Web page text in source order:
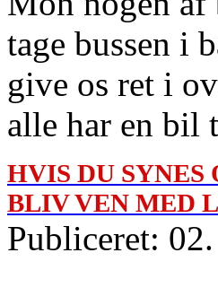
tage bussen i
give os ret i
alle har en bil
HVIS DU
BLIV VEN MED
Publiceret: